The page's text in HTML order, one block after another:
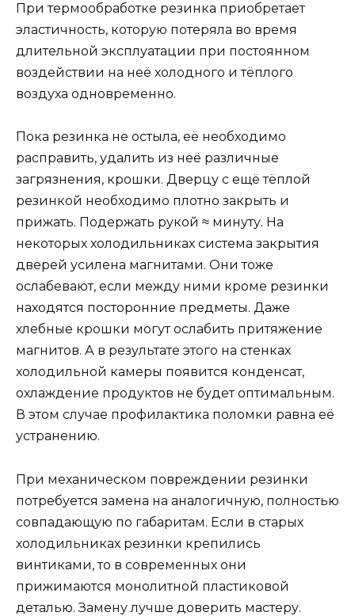
При термообработке резинка приобретает
эластичность, которую потеряла во время
длительной эксплуатации при постоянном
воздействии на неё холодного и тёплого
воздуха одновременно.
Пока резинка не остыла, её необходимо
расправить, удалить из неё различные
загрязнения, крошки. Дверцу с ещё тёплой
резинкой необходимо плотно закрыть и
прижать. Подержать рукой ≈ минуту. На
некоторых холодильниках система закрытия
дверей усилена магнитами. Они тоже
ослабевают, если между ними кроме резинки
находятся посторонние предметы. Даже
хлебные крошки могут ослабить притяжение
магнитов. А в результате этого на стенках
холодильной камеры появится конденсат,
охлаждение продуктов не будет оптимальным.
В этом случае профилактика поломки равна её
устранению.
При механическом повреждении резинки
потребуется замена на аналогичную, полностью
совпадающую по габаритам. Если в старых
холодильниках резинки крепились
винтиками, то в современных они
прижимаются монолитной пластиковой
деталью. Замену лучше доверить мастеру.